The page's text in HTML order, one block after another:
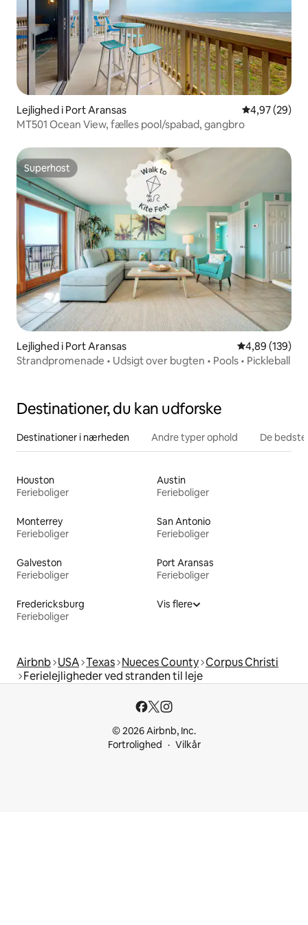
Lejlighed i Port Aransas 4,97 ud af 5 i
4,97 (29)
MT501 Ocean View, fælles pool/spabad, gangbro
Superhost
Superhost
Lejlighed i Port Aransas 4,89 ud af 5 i
4,89 (139)
Strandpromenade • Udsigt over bugten • Pools • Pickleball
Destinationer, du kan udforske
Destinationer i nærheden Andre typer ophold De
Houston
Ferieboliger
Austin
Ferieboliger
Monterrey
Ferieboliger
San Antonio
Ferieboliger
Galveston
Ferieboliger
Port Aransas
Ferieboliger
Fredericksburg
Ferieboliger
Vis flere
Airbnb USA Texas Nueces County Corpus Christi
Ferielejligheder ved stranden til leje
© 2026 Airbnb, Inc.
Fortrolighed
Vilkår